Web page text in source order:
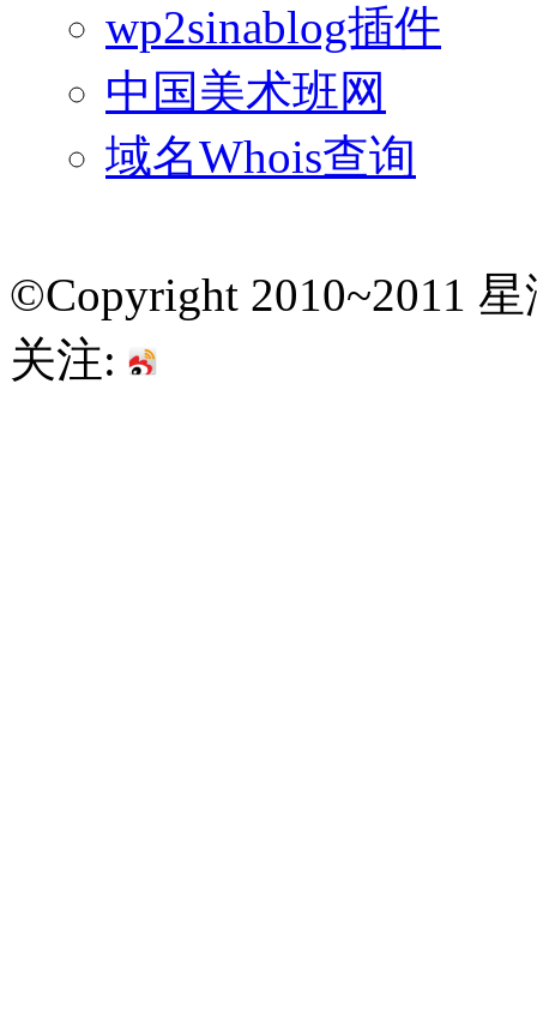
wp2sinablog插件
中国美术班网
域名Whois查询
©Copyright 2010~2011
关注: